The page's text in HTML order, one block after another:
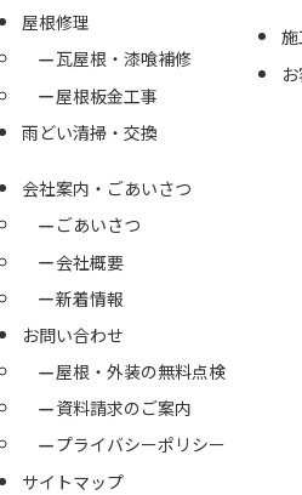
屋根修理
瓦屋根・漆喰補修
屋根板金工事
雨どい清掃・交換
会社案内・ごあいさつ
ごあいさつ
会社概要
新着情報
お問い合わせ
屋根・外装の無料点検
資料請求のご案内
プライバシーポリシー
サイトマップ